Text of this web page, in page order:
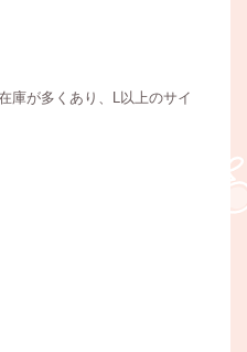
が多くあり、L以上のサイ